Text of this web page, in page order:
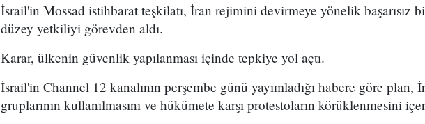
İsrail'in Mossad istihbarat teşkilatı, İran rejimini devirmeye yönelik başarısız
düzey yetkiliyi görevden aldı.
Karar, ülkenin güvenlik yapılanması içinde tepkiye yol açtı.
İsrail'in Channel 12 kanalının perşembe günü yayımladığı habere göre plan,
gruplarının kullanılmasını ve hükümete karşı protestoların körüklenmesini